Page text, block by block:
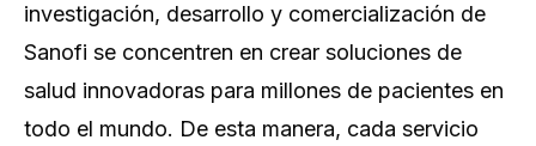
investigación, desarrollo y comercialización de
Sanofi se concentren en crear soluciones de
salud innovadoras para millones de pacientes en
todo el mundo. De esta manera, cada servicio